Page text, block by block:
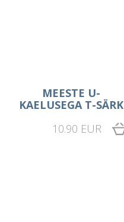
MEESTE U-
KAELUSEGA T-SÄRK
10.90 EUR